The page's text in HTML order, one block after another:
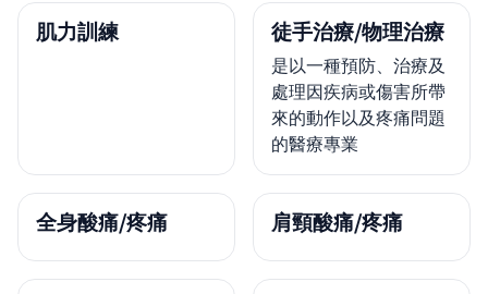
肌力訓練 徒手治療/物理治療
是以一種預防、治療及
處理因疾病或傷害所帶
來的動作以及疼痛問題
的醫療專業
全身酸痛/疼痛 肩頸酸痛/疼痛